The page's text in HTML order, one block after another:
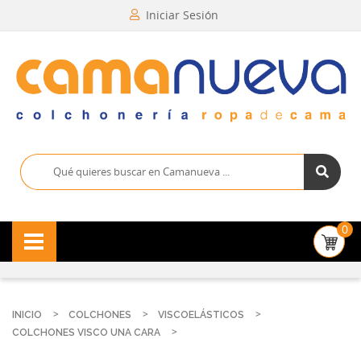
Iniciar Sesión
0
INICIO COLCHONES
VISCOELÁSTICOS
COLCHONES VISCO UNA CARA